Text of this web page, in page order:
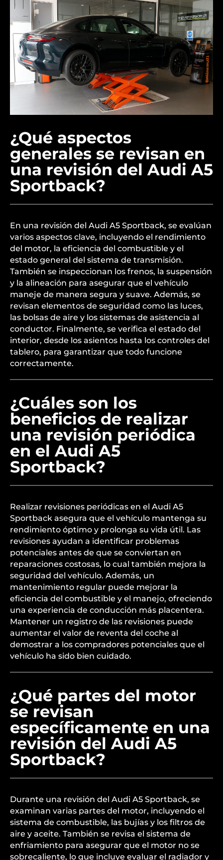
¿Qué aspectos
generales se revisan en
una revisión del Audi A5
Sportback?
En una revisión del Audi A5 Sportback, se evalúan
varios aspectos clave, incluyendo el rendimiento
del motor, la eficiencia del combustible y el
estado general del sistema de transmisión.
También se inspeccionan los frenos, la suspensión
y la alineación para asegurar que el vehículo
maneje de manera segura y suave. Además, se
revisan elementos de seguridad como las luces,
las bolsas de aire y los sistemas de asistencia al
conductor. Finalmente, se verifica el estado del
interior, desde los asientos hasta los controles del
tablero, para garantizar que todo funcione
correctamente.
¿Cuáles son los
beneficios de realizar
una revisión periódica
en el Audi A5
Sportback?
Realizar revisiones periódicas en el Audi A5
Sportback asegura que el vehículo mantenga su
rendimiento óptimo y prolonga su vida útil. Las
revisiones ayudan a identificar problemas
potenciales antes de que se conviertan en
reparaciones costosas, lo cual también mejora la
seguridad del vehículo. Además, un
mantenimiento regular puede mejorar la
eficiencia del combustible y el manejo, ofreciendo
una experiencia de conducción más placentera.
Mantener un registro de las revisiones puede
aumentar el valor de reventa del coche al
demostrar a los compradores potenciales que el
vehículo ha sido bien cuidado.
¿Qué partes del motor
se revisan
específicamente en una
revisión del Audi A5
Sportback?
Durante una revisión del Audi A5 Sportback, se
examinan varias partes del motor, incluyendo el
sistema de combustible, las bujías y los filtros de
aire y aceite. También se revisa el sistema de
enfriamiento para asegurar que el motor no se
sobrecaliente, lo que incluye evaluar el radiador y